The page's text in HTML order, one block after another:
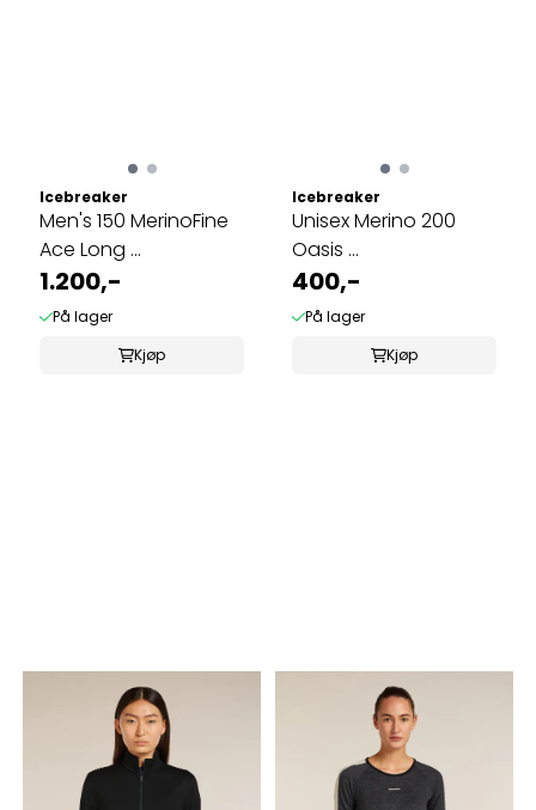
Icebreaker
Men's 150 MerinoFine
Ace Long ...
1.200,-
På lager
Kjøp
Icebreaker
Unisex Merino 200
Oasis ...
400,-
På lager
Kjøp